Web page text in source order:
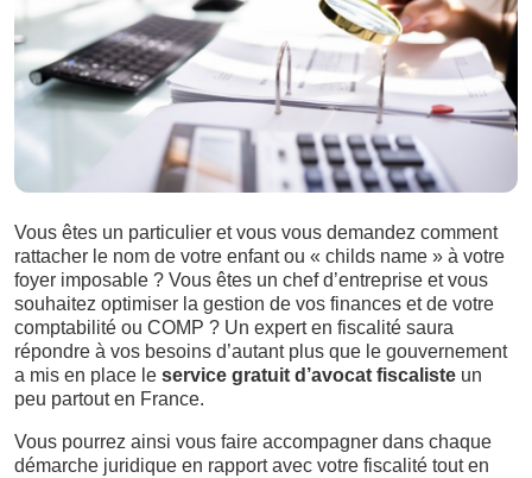
Vous êtes un particulier et vous vous demandez comment
rattacher le nom de votre enfant ou « childs name » à votre
foyer imposable ? Vous êtes un chef d’entreprise et vous
souhaitez optimiser la gestion de vos finances et de votre
comptabilité ou COMP ? Un expert en fiscalité saura
répondre à vos besoins d’autant plus que le gouvernement
a mis en place le service gratuit d’avocat fiscaliste un
peu partout en France.
Vous pourrez ainsi vous faire accompagner dans chaque
démarche juridique en rapport avec votre fiscalité tout en